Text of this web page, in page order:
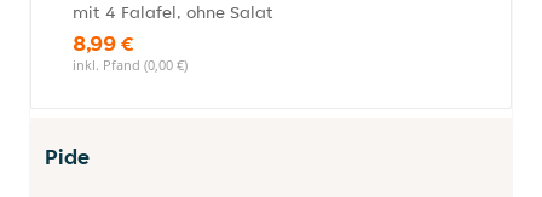
mit 4 Falafel, ohne Salat
8,99 €
inkl. Pfand (0,00 €)
Pide